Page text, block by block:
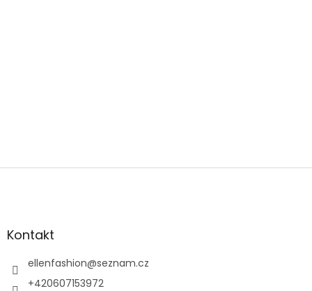
Z
Kontakt
ellenfashion@seznam.cz
+420607153972